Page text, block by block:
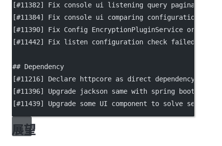
[#11382] Fix console ui listening query pagination
[#11384] Fix console ui comparing configuration
[#11390] Fix Config EncryptionPluginService order
[#11442] Fix listen configuration check failed without
## Dependency
[#11216] Declare httpcore as direct dependency to
[#11396] Upgrade jackson same with spring boot
[#11439] Upgrade some UI component to solve security
展望